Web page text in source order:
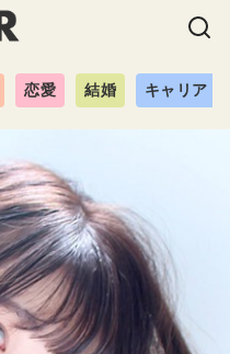
恋愛 結婚 キャリア